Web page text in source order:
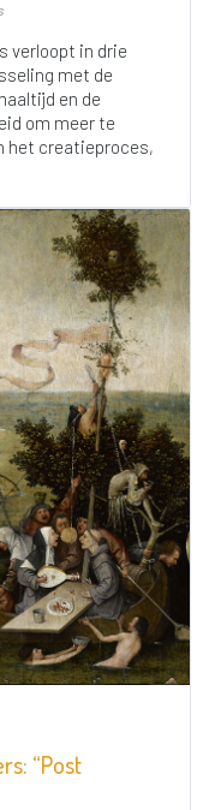
verloopt in drie
met de
en de
om meer te
het creatieproces,
“Post